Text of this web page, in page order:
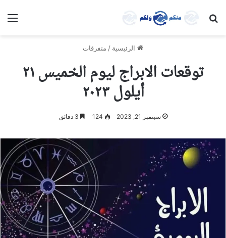
بحث عن
الرئيسية / متفرقات
توقعات الابراج ليوم الخميس ٢١
أيلول ٢٠٢٣
سبتمبر 21, 2023 124